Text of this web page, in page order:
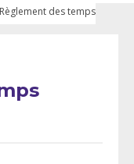
Règlement des temps